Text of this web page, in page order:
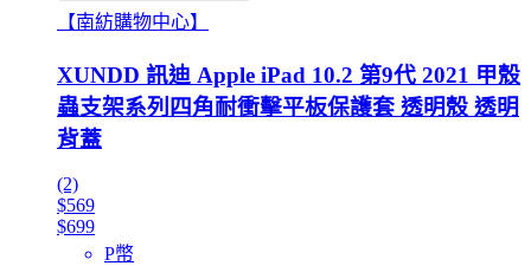
【南紡購物中心】
XUNDD 訊迪 Apple iPad 10.2 第9代 2021 甲殼
蟲支架系列四角耐衝擊平板保護套 透明殼 透明
背蓋
(2)
$569
$699
P幣